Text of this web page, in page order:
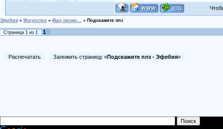
Эфебия » Искусство » Ищу песню... » Подскажите плз
Страница 1 из 1 1
Распечатать Заложить страницу «Подскажите плз - Эфебия»